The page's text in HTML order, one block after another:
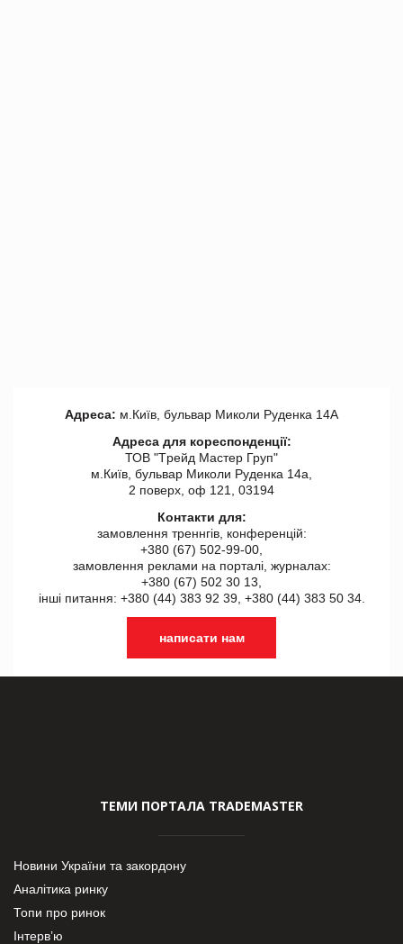
Адреса: м.Київ, бульвар Миколи Руденка 14А
Адреса для кореспонденції:
ТОВ "Tрейд Мастер Груп"
м.Київ, бульвар Миколи Руденка 14а,
2 поверх, оф 121, 03194
Контакти для:
замовлення треннгів, конференцій:
+380 (67) 502-99-00,
замовлення реклами на порталі, журналах:
+380 (67) 502 30 13,
інші питання: +380 (44) 383 92 39, +380 (44) 383 50 34.
написати нам
ТЕМИ ПОРТАЛА TRADEMASTER
Новини України та закордону
Аналітика ринку
Топи про ринок
Інтерв’ю